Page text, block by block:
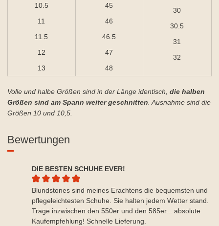
10.5
11
11.5
12
13
45
46
46.5
47
48
30
30.5
31
32
Volle und halbe Größen sind in der Länge identisch, die halben
Größen sind am Spann weiter geschnitten . Ausnahme sind die
Größen 10 und 10,5.
Bewertungen
DIE BESTEN SCHUHE EVER!
Durchschnittliche Bewertung von 5 von 5 Sternen
Blundstones sind meines Erachtens die bequemsten und
pflegeleichtesten Schuhe. Sie halten jedem Wetter stand.
Trage inzwischen den 550er und den 585er... absolute
Kaufempfehlung! Schnelle Lieferung.